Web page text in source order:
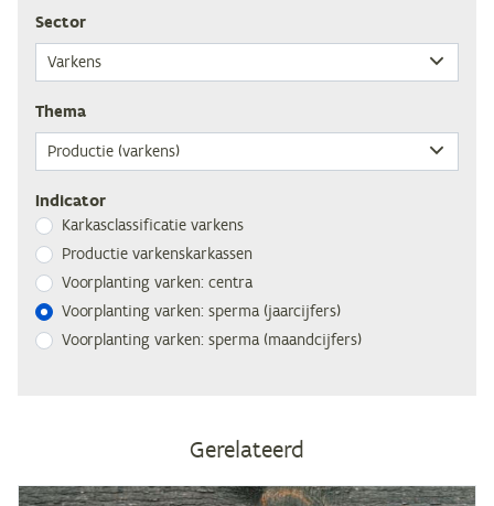
Sec­tor
The­ma
Indicator
Kar­kas­clas­si­fi­ca­tie varkens
Pro­duc­tie varkenskarkassen
Voor­plan­ting var­ken: centra
Voor­plan­ting var­ken: sper­ma (jaar­cij­fers)
Voor­plan­ting var­ken: sper­ma (maand­cij­fers)
Gerelateerd